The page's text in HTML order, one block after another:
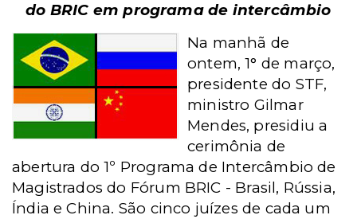
do BRIC em programa de intercâmbio
Na manhã de
ontem, 1° de março,
presidente do STF,
ministro Gilmar
Mendes, presidiu a
cerimônia de
abertura do 1º Programa de Intercâmbio de
Magistrados do Fórum BRIC - Brasil, Rússia,
Índia e China. São cinco juízes de cada um